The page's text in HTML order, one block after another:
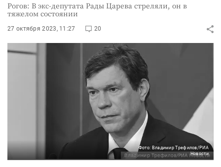
Рогов: В экс-депутата Рады Царева стреляли, он в
тяжелом состоянии
27 октября 2023, 11:27 20
Фото: Владимир Трефилов/РИА
Новости